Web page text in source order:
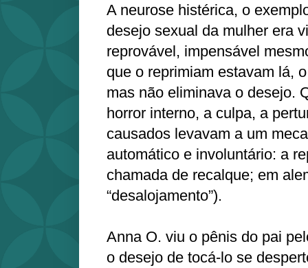
A neurose histérica, o
desejo sexual da mulher era
reprovável, impensável
que o reprimiam estavam lá,
mas não eliminava o desejo.
horror interno, a culpa, a
causados levavam a um
automático e involuntário: a
chamada de recalque; em
“desalojamento”).
Anna O. viu o pênis do pai
o desejo de tocá-lo se